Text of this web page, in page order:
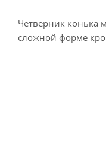
Четверник конька
сложной форме